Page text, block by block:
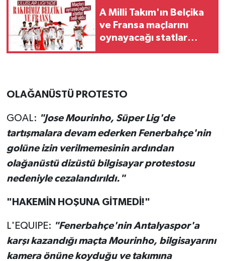
A Milli Takım'ın Belçika
ve Fransa maçlarını
oynayacağı statlar
OLAĞANÜSTÜ PROTESTO
GOAL: "Jose Mourinho, Süper Lig'de
tartışmalara devam ederken Fenerbahçe'nin
golüne izin verilmemesinin ardından
olağanüstü dizüstü bilgisayar protestosu
nedeniyle cezalandırıldı."
"HAKEMİN HOŞUNA GİTMEDİ!"
L'EQUIPE: "Fenerbahçe'nin Antalyaspor'a
karşı kazandığı maçta Mourinho, bilgisayarını
kamera önüne koyduğu ve takımına